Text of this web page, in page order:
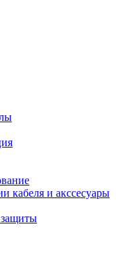
кабеля и акссесуары
защиты